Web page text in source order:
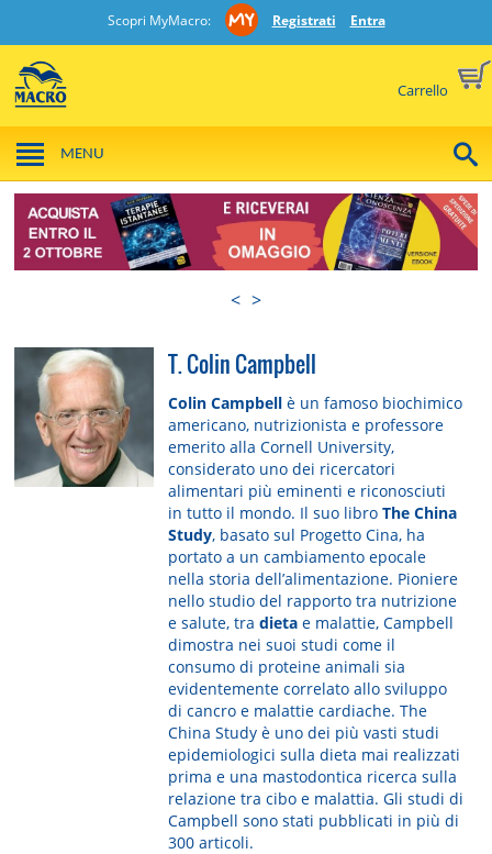
Scopri MyMacro: Registrati Entra
Carrello
MENU
< >
T. Colin Campbell
Colin Campbell è un famoso biochimico
americano, nutrizionista e professore
emerito alla Cornell University,
considerato uno dei ricercatori
alimentari più eminenti e riconosciuti
in tutto il mondo. Il suo libroThe China
Study, basato sul Progetto Cina, ha
portato a un cambiamento epocale
nella storia dell’alimentazione. Pioniere
nello studio del rapporto tra nutrizione
e salute, tradieta e malattie, Campbell
dimostra nei suoi studi come il
consumo di proteine animali sia
evidentemente correlato allo sviluppo
di cancro e malattie cardiache. The
China Study è uno dei più vasti studi
epidemiologici sulla dieta mai realizzati
prima e una mastodontica ricerca sulla
relazione tra cibo e malattia. Gli studi di
Campbell sono stati pubblicati in più di
300 articoli.